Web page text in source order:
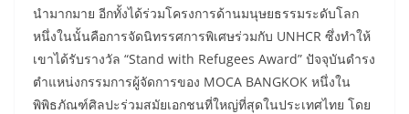
นำมากมาย อีกทั้งได้ร่วมโครงการด้านมนุษยธรรมระดับโลก
หนึ่งในนั้นคือการจัดนิทรรศการพิเศษร่วมกับ UNHCR ซึ่งทำให้
เขาได้รับรางวัล “Stand with Refugees Award” ปัจจุบันดำรง
ตำแหน่งกรรมการผู้จัดการของ MOCA BANGKOK หนึ่งใน
พิพิธภัณฑ์ศิลปะร่วมสมัยเอกชนที่ใหญ่ที่สุดในประเทศไทย โดย